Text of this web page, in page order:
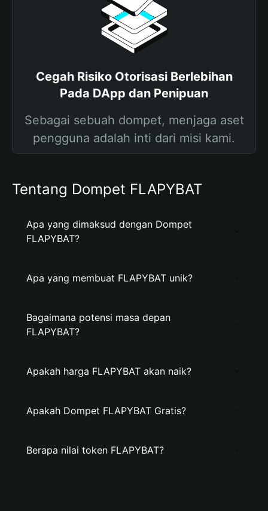
Cegah Risiko Otorisasi Berlebihan
Pada DApp dan Penipuan
Sebagai sebuah dompet, menjaga aset
pengguna adalah inti dari misi kami.
Tentang Dompet FLAPYBAT
Apa yang dimaksud dengan Dompet
FLAPYBAT?
Apa yang membuat FLAPYBAT unik?
Bagaimana potensi masa depan
FLAPYBAT?
Apakah harga FLAPYBAT akan naik?
Apakah Dompet FLAPYBAT Gratis?
Berapa nilai token FLAPYBAT?